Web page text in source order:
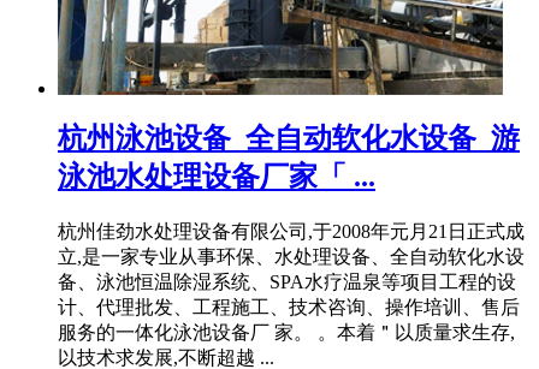
杭州泳池设备_全自动软化水设备_游
泳池水处理设备厂家「 ...
杭州佳劲水处理设备有限公司,于2008年元月21日正式成
立,是一家专业从事环保、水处理设备、全自动软化水设
备、泳池恒温除湿系统、SPA水疗温泉等项目工程的设
计、代理批发、工程施工、技术咨询、操作培训、售后
服务的一体化泳池设备厂 家。 。本着＂以质量求生存,
以技术求发展,不断超越 ...